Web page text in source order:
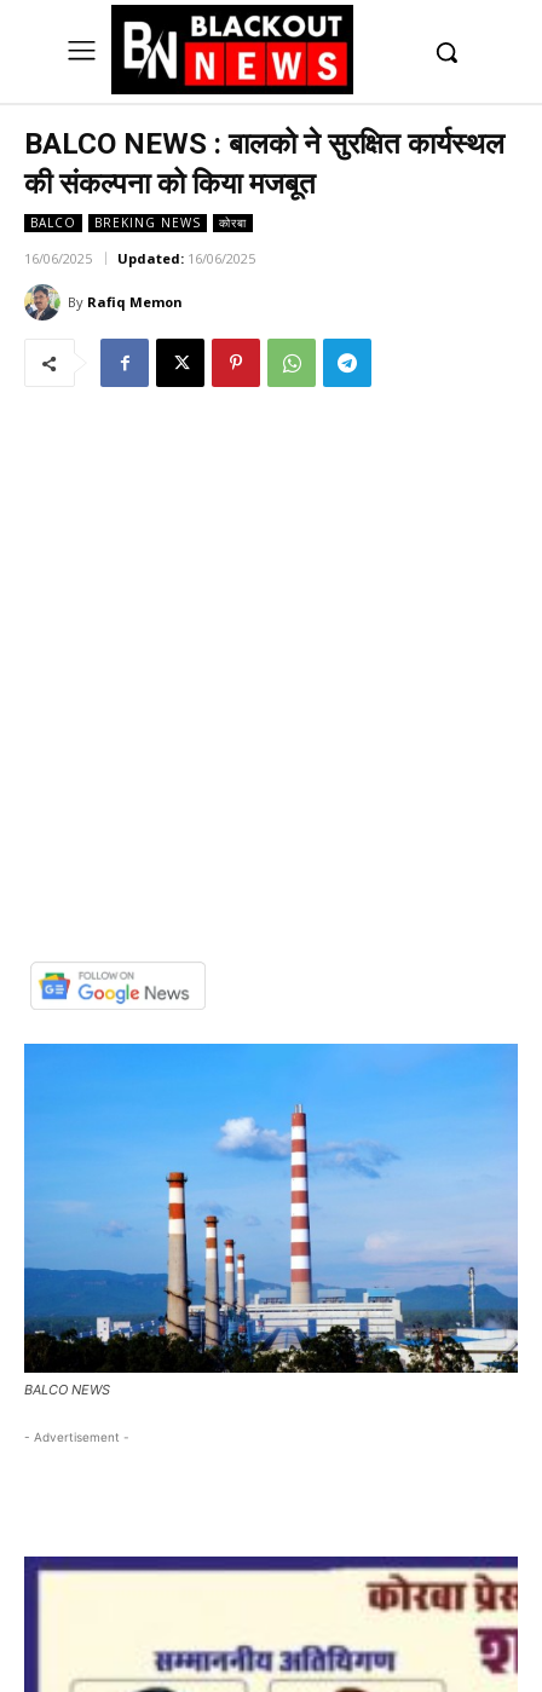
BALCO NEWS : बालको ने सुरक्षित कार्यस्थल
की संकल्पना को किया मजबूत
BALCO BREKING NEWS कोरबा
16/06/2025 Updated: 16/06/2025
By Rafiq Memon
BALCO NEWS
- Advertisement -